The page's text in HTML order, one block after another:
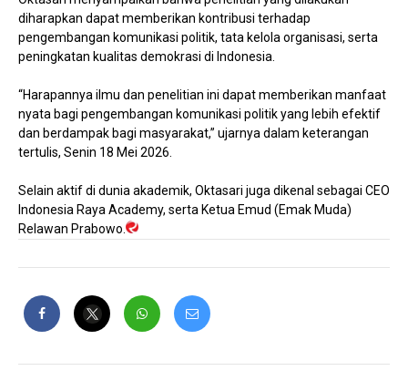
diharapkan dapat memberikan kontribusi terhadap
pengembangan komunikasi politik, tata kelola organisasi, serta
peningkatan kualitas demokrasi di Indonesia.
“Harapannya ilmu dan penelitian ini dapat memberikan manfaat
nyata bagi pengembangan komunikasi politik yang lebih efektif
dan berdampak bagi masyarakat,” ujarnya dalam keterangan
tertulis, Senin 18 Mei 2026.
Selain aktif di dunia akademik, Oktasari juga dikenal sebagai CEO
Indonesia Raya Academy, serta Ketua Emud (Emak Muda)
Relawan Prabowo.